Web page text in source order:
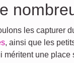
les capturer
, ainsi que les
méritent une place